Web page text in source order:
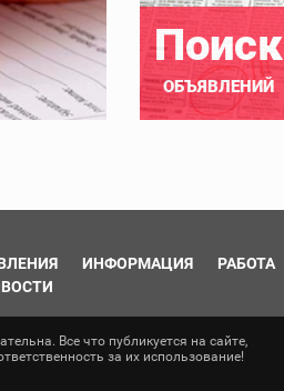
Поиск
ОБЪЯВЛЕНИЙ
ИНФОРМАЦИЯ РАБОТА
Все что публикуется на сайте,
за их использование!